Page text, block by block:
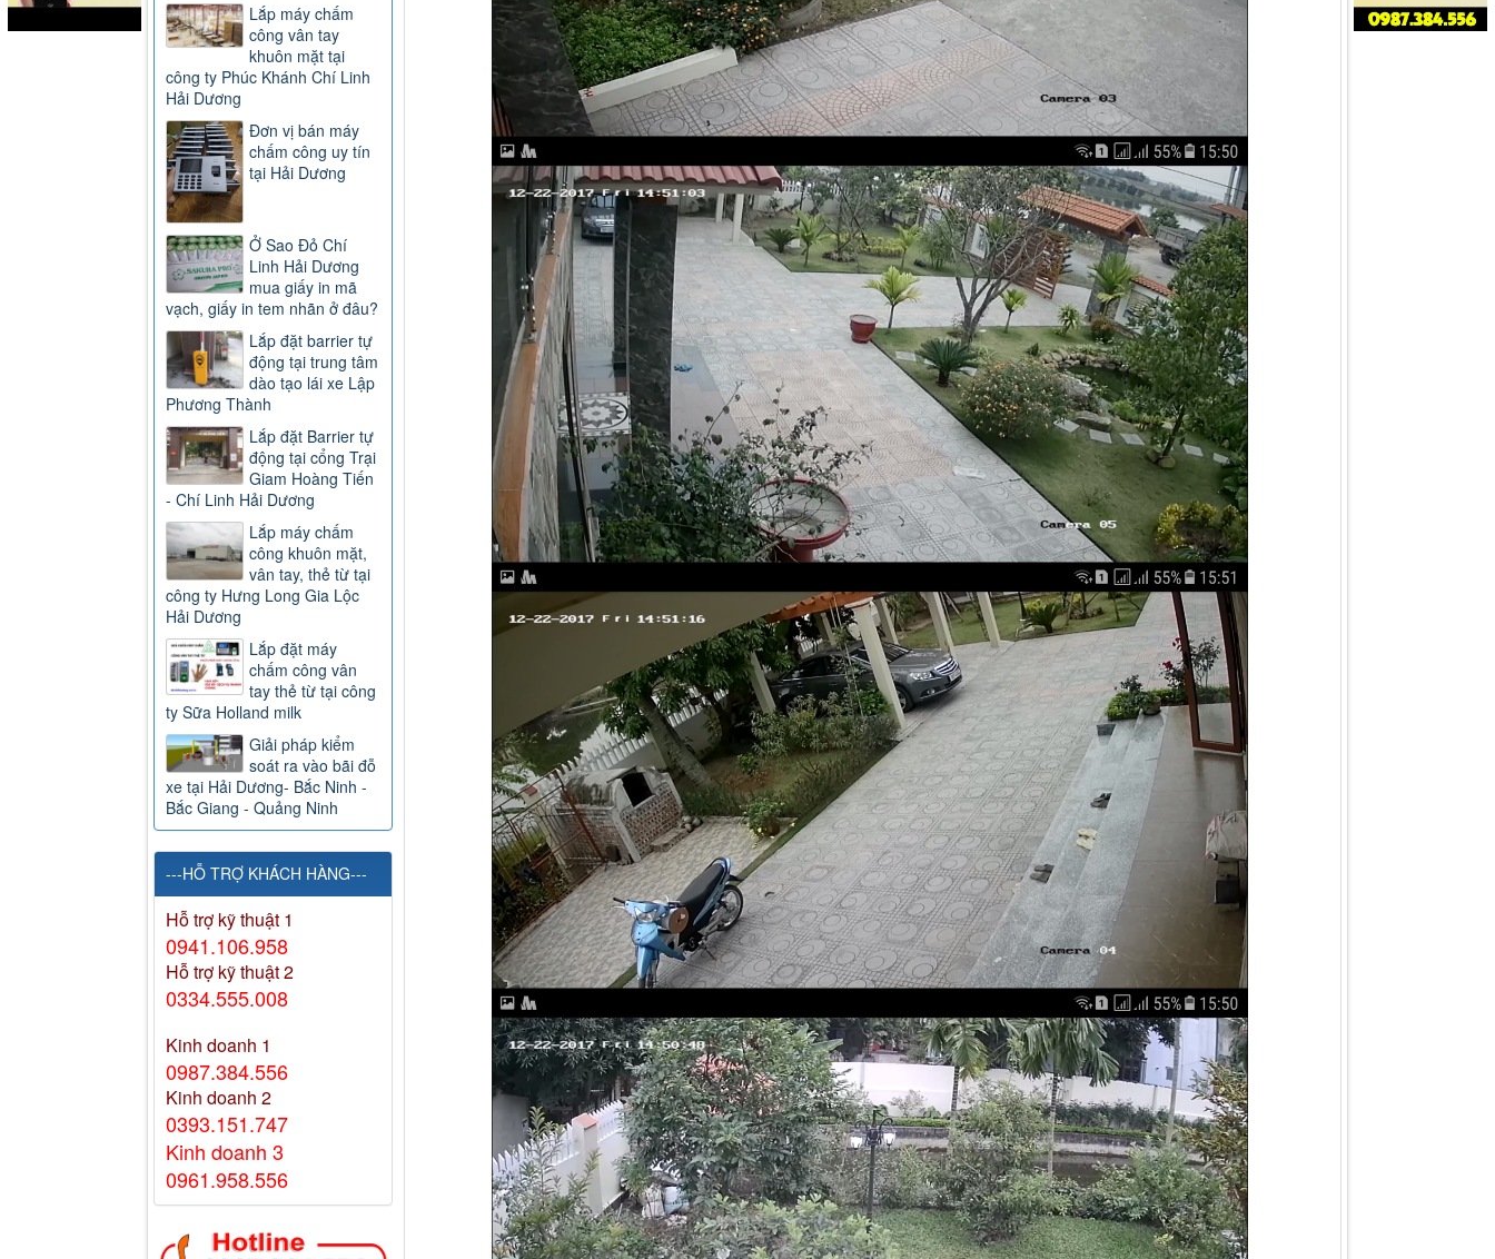
Lắp máy chấm
công vân tay
khuôn mặt tại
công ty Phúc Khánh Chí Linh
Hải Dương
Đơn vị bán máy
chấm công uy tín
tại Hải Dương
Ở Sao Đỏ Chí
Linh Hải Dương
mua giấy in mã
vạch, giấy in tem nhãn ở đâu?
Lắp đặt barrier tự
động tại trung tâm
dào tạo lái xe Lập
Phương Thành
Lắp đặt Barrier tự
động tại cổng Trại
Giam Hoàng Tiến
- Chí Linh Hải Dương
Lắp máy chấm
công khuôn mặt,
vân tay, thẻ từ tại
công ty Hưng Long Gia Lộc
Hải Dương
Lắp đặt máy
chấm công vân
tay thẻ từ tại công
ty Sữa Holland milk
Giải pháp kiểm
soát ra vào bãi đỗ
xe tại Hải Dương- Bắc Ninh -
Bắc Giang - Quảng Ninh
---HỖ TRỢ KHÁCH HÀNG---
Hỗ trợ kỹ thuật 1
0941.106.958
Hỗ trợ kỹ thuật 2
0334.555.008
Kinh doanh 1
0987.384.556
Kinh doanh 2
0393.151.747
Kinh doanh 3
0961.958.556